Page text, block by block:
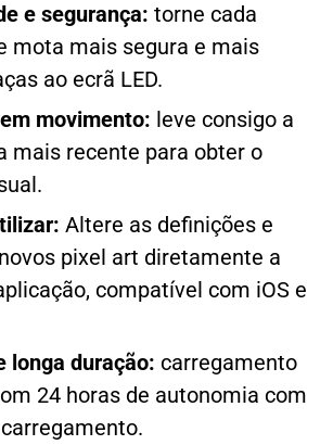
e segurança: torne cada
mota mais segura e mais
ao ecrã LED.
movimento: leve consigo a
mais recente para obter o
Altere as definições e
pixel art diretamente a
compatível com iOS e
longa duração: carregamento
24 horas de autonomia com